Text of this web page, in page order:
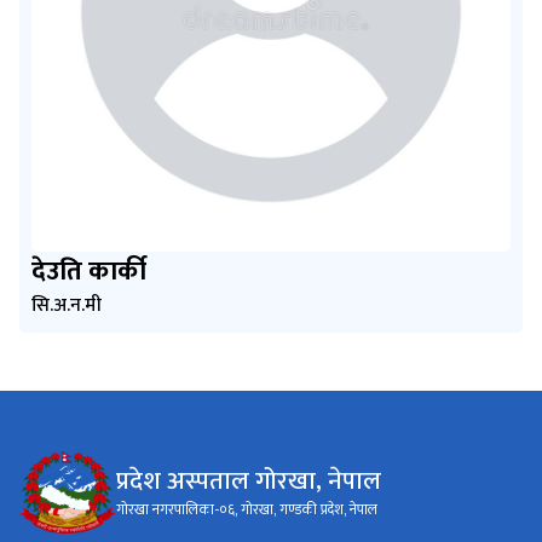
देउति कार्की
सि.अ.न.मी
प्रदेश अस्पताल गोरखा, नेपाल
गोरखा नगरपालिका-०६, गोरखा, गण्डकी प्रदेश, नेपाल